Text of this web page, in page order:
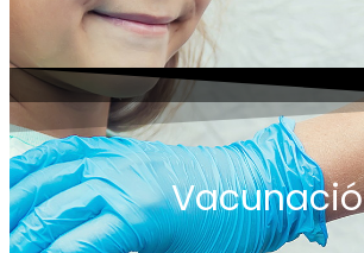
Vacunació